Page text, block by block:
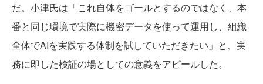
だ。小津氏は「これ自体をゴールとするのではなく、本
番と同じ環境で実際に機密データを使って運用し、組織
全体でAIを実践する体制を試していただきたい」と、実
務に即した検証の場としての意義をアピールした。